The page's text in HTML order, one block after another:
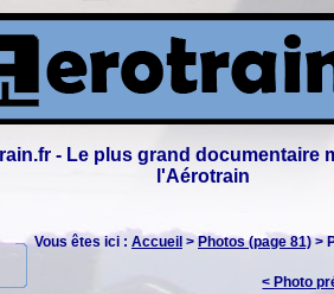
- Le plus grand documentaire
l'Aérotrain
Vous êtes ici : Accueil > Photos (page 81) >
< Photo